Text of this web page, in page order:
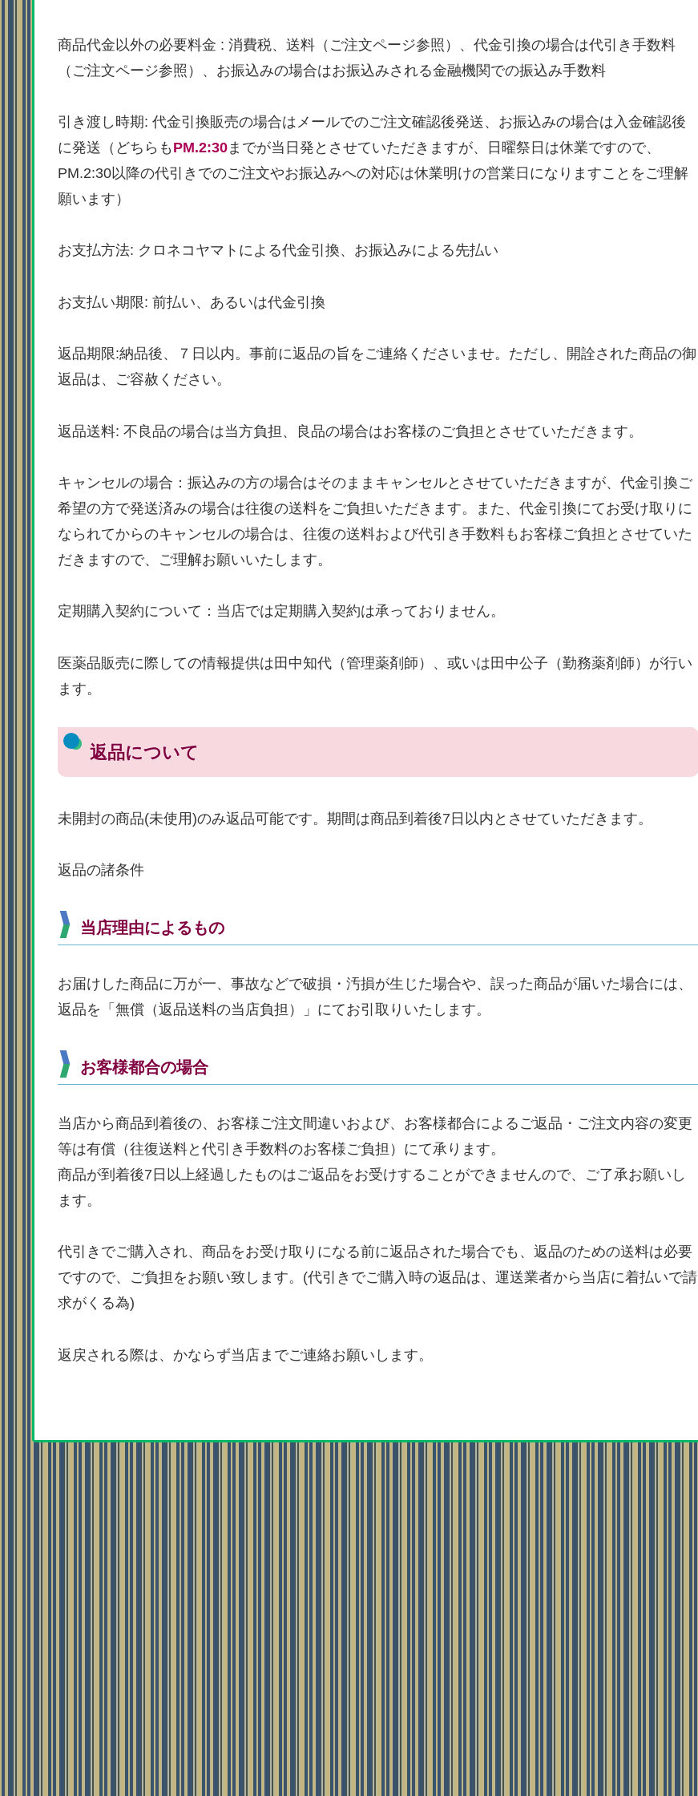
商品代金以外の必要料金 : 消費税、送料（ご注文ページ参照）、代金引換の場合は代引き手数料
（ご注文ページ参照）、お振込みの場合はお振込みされる金融機関での振込み手数料
引き渡し時期: 代金引換販売の場合はメールでのご注文確認後発送、お振込みの場合は入金確認後
に発送（どちらも PM.2:30までが当日発とさせていただきますが、日曜祭日は休業ですので、
PM.2:30以降の代引きでのご注文やお振込みへの対応は休業明けの営業日になりますことをご理解
願います）
お支払方法: クロネコヤマトによる代金引換、お振込みによる先払い
お支払い期限: 前払い、あるいは代金引換
返品期限:納品後、７日以内。事前に返品の旨をご連絡くださいませ。ただし、開詮された商品の御
返品は、ご容赦ください。
返品送料: 不良品の場合は当方負担、良品の場合はお客様のご負担とさせていただきます。
キャンセルの場合：振込みの方の場合はそのままキャンセルとさせていただきますが、代金引換ご
希望の方で発送済みの場合は往復の送料をご負担いただきます。また、代金引換にてお受け取りに
なられてからのキャンセルの場合は、往復の送料および代引き手数料もお客様ご負担とさせていた
だきますので、ご理解お願いいたします。
定期購入契約について：当店では定期購入契約は承っておりません。
医薬品販売に際しての情報提供は田中知代（管理薬剤師）、或いは田中公子（勤務薬剤師）が行い
ます。
返品について
未開封の商品(未使用)のみ返品可能です。期間は商品到着後7日以内とさせていただきます。
返品の諸条件
当店理由によるもの
お届けした商品に万が一、事故などで破損・汚損が生じた場合や、誤った商品が届いた場合には、
返品を「無償（返品送料の当店負担）」にてお引取りいたします。
お客様都合の場合
当店から商品到着後の、お客様ご注文間違いおよび、お客様都合によるご返品・ご注文内容の変更
等は有償（往復送料と代引き手数料のお客様ご負担）にて承ります。
商品が到着後7日以上経過したものはご返品をお受けすることができませんので、ご了承お願いし
ます。
代引きでご購入され、商品をお受け取りになる前に返品された場合でも、返品のための送料は必要
ですので、ご負担をお願い致します。(代引きでご購入時の返品は、運送業者から当店に着払いで請
求がくる為)
返戻される際は、かならず当店までご連絡お願いします。